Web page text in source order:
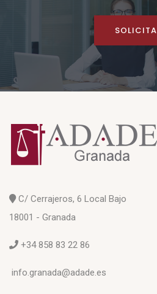
SOLICITA
C/ Cerrajeros, 6 Local Bajo
18001 - Granada
+34 858 83 22 86
info.granada@adade.es